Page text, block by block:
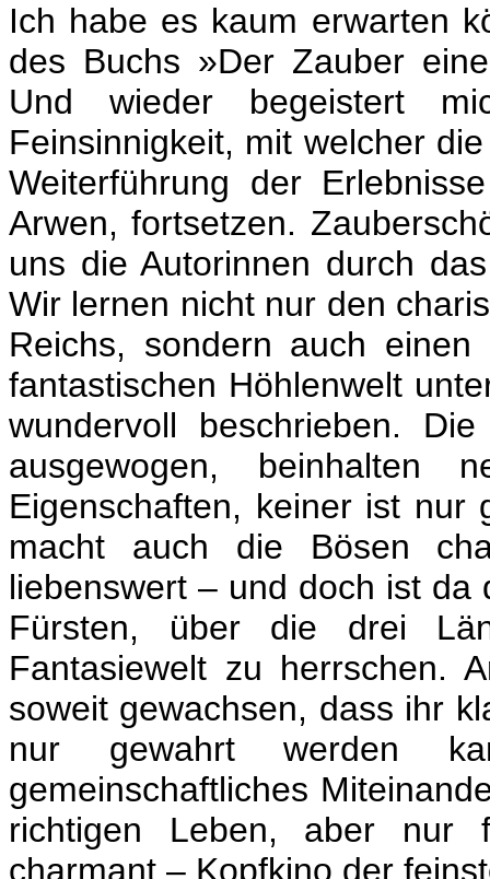
Ich habe es kaum erwarten
des Buchs »Der Zauber
Und wieder begeistert
Feinsinnigkeit, mit welcher
Weiterführung der
Arwen, fortsetzen.
uns die Autorinnen durch
Wir lernen nicht nur den
Reichs, sondern auch einen
fantastischen Höhlenwelt
wundervoll beschrieben.
ausgewogen, beinhalten
Eigenschaften, keiner ist nur
macht auch die Bösen
liebenswert – und doch ist da
Fürsten, über die drei
Fantasiewelt zu herrschen.
soweit gewachsen, dass ihr
nur gewahrt werden
gemeinschaftliches
richtigen Leben, aber nur
charmant – Kopfkino der